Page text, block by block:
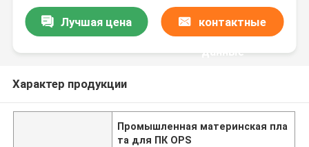
color: #20a53a } window.onload = function() {
document.onkeydown = function() {
Лучшая цена контактные
данные
Характер продукции
Промышленная материнская пла
та для ПК OPS